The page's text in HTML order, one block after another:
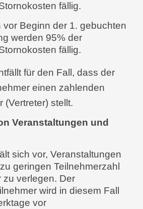
fällig.
vor Beginn der 1. gebuchten
werden 95% der
fällig.
für den Fall, dass der
einen zahlenden
(Vertreter) stellt.
Veranstaltungen und
sich vor, Veranstaltungen
geringen Teilnehmerzahl
verlegen. Der
wird in diesem Fall
vor